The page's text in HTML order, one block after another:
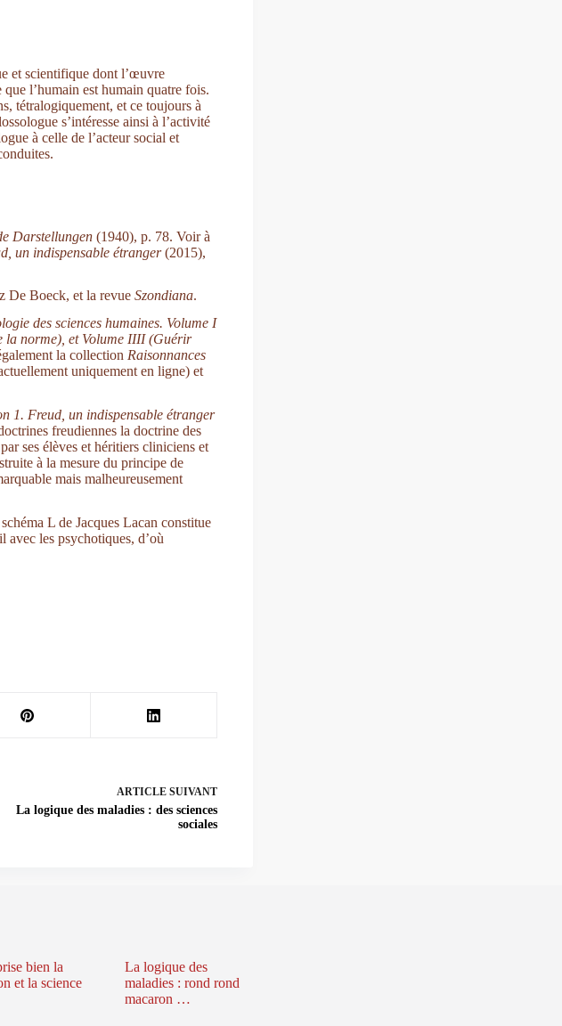
et scientifique dont l’œuvre
l’humain est humain quatre fois.
tétralogiquement, et ce toujours à
s’intéresse ainsi à l’activité
à celle de l’acteur social et
Darstellungen (1940), p. 78. Voir à
un indispensable étranger(2015),
De Boeck, et la revue Szondiana.
des sciences humaines. Volume I
la norme), et Volume IIII (Guérir
la collection Raisonnances
uniquement en ligne) et
1. Freud, un indispensable étranger
freudiennes la doctrine des
ses élèves et héritiers cliniciens et
à la mesure du principe de
mais malheureusement
L de Jacques Lacan constitue
avec les psychotiques, d’où
ARTICLE SUIVANT
La logique des maladies : des sciences
sociales
bien la
et la science
La logique des
maladies : rond rond
macaron …